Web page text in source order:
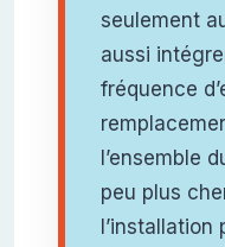
seulement
aussi
fréquence
l’ensemble
peu plus
l’installation